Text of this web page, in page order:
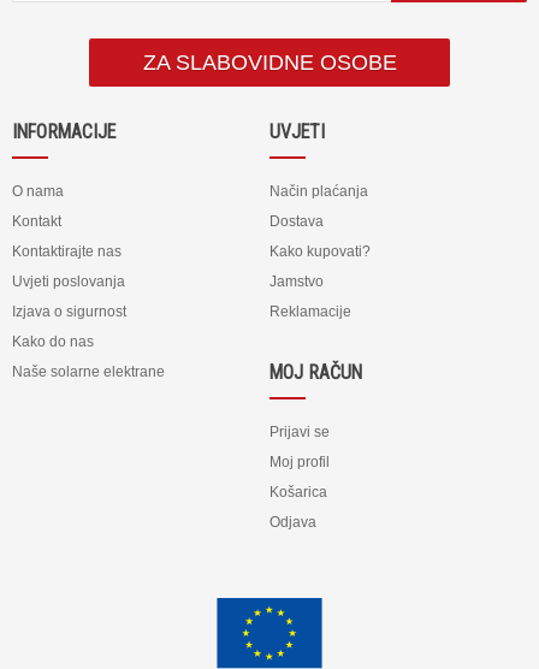
ZA SLABOVIDNE OSOBE
INFORMACIJE
O nama
Kontakt
Kontaktirajte nas
Uvjeti poslovanja
Izjava o sigurnost
Kako do nas
Naše solarne elektrane
UVJETI
Način plaćanja
Dostava
Kako kupovati?
Jamstvo
Reklamacije
MOJ RAČUN
Prijavi se
Moj profil
Košarica
Odjava